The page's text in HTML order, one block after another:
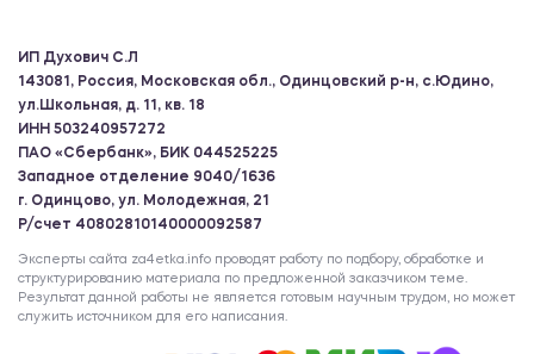
ИП Духович С.Л
143081, Россия, Московская обл., Одинцовский р-н, с.Юдино,
ул.Школьная, д. 11, кв. 18
ИНН 503240957272
ПАО «Сбербанк», БИК 044525225
Западное отделение 9040/1636
г. Одинцово, ул. Молодежная, 21
Р/счет 40802810140000092587
Эксперты сайта za4etka.info проводят работу по подбору, обработке и
структурированию материала по предложенной заказчиком теме.
Результат данной работы не является готовым научным трудом, но может
служить источником для его написания.